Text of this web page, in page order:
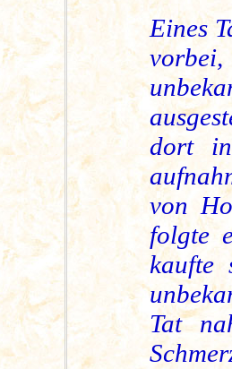
Eines
dort
von
folgte
kaufte
Tat